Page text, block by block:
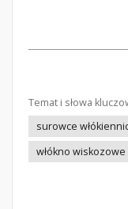
Temat i słowa
surowce
włókno wiskozowe